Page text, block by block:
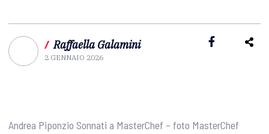
/ Raffaella Galamini
2 GENNAIO 2026
Andrea Piponzio Sonnati a MasterChef – foto MasterChef